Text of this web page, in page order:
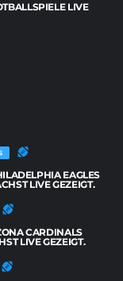
LIVE
EAGLES
LIVE GEZEIGT.
CARDINALS
LIVE GEZEIGT.